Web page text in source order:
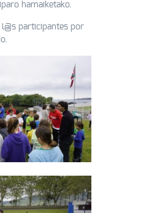
hamaiketako.
participantes por